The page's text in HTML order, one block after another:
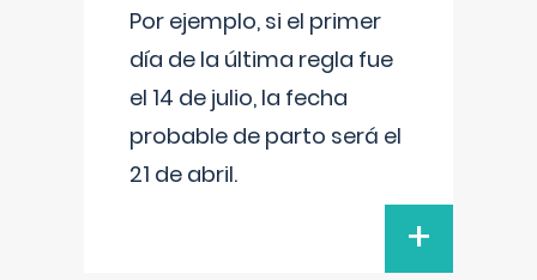
Por ejemplo, si el primer
día de la última regla fue
el 14 de julio, la fecha
probable de parto será el
21 de abril.
+